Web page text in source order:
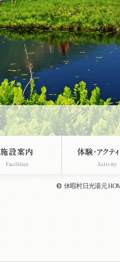
休暇村日光湯元